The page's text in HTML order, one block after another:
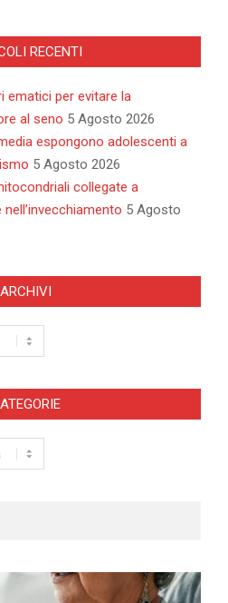
RECENTI
ematici per evitare la
al seno 5 Agosto 2026
espongono adolescenti a
5 Agosto 2026
collegate a
5 Agosto
ARCHIVI